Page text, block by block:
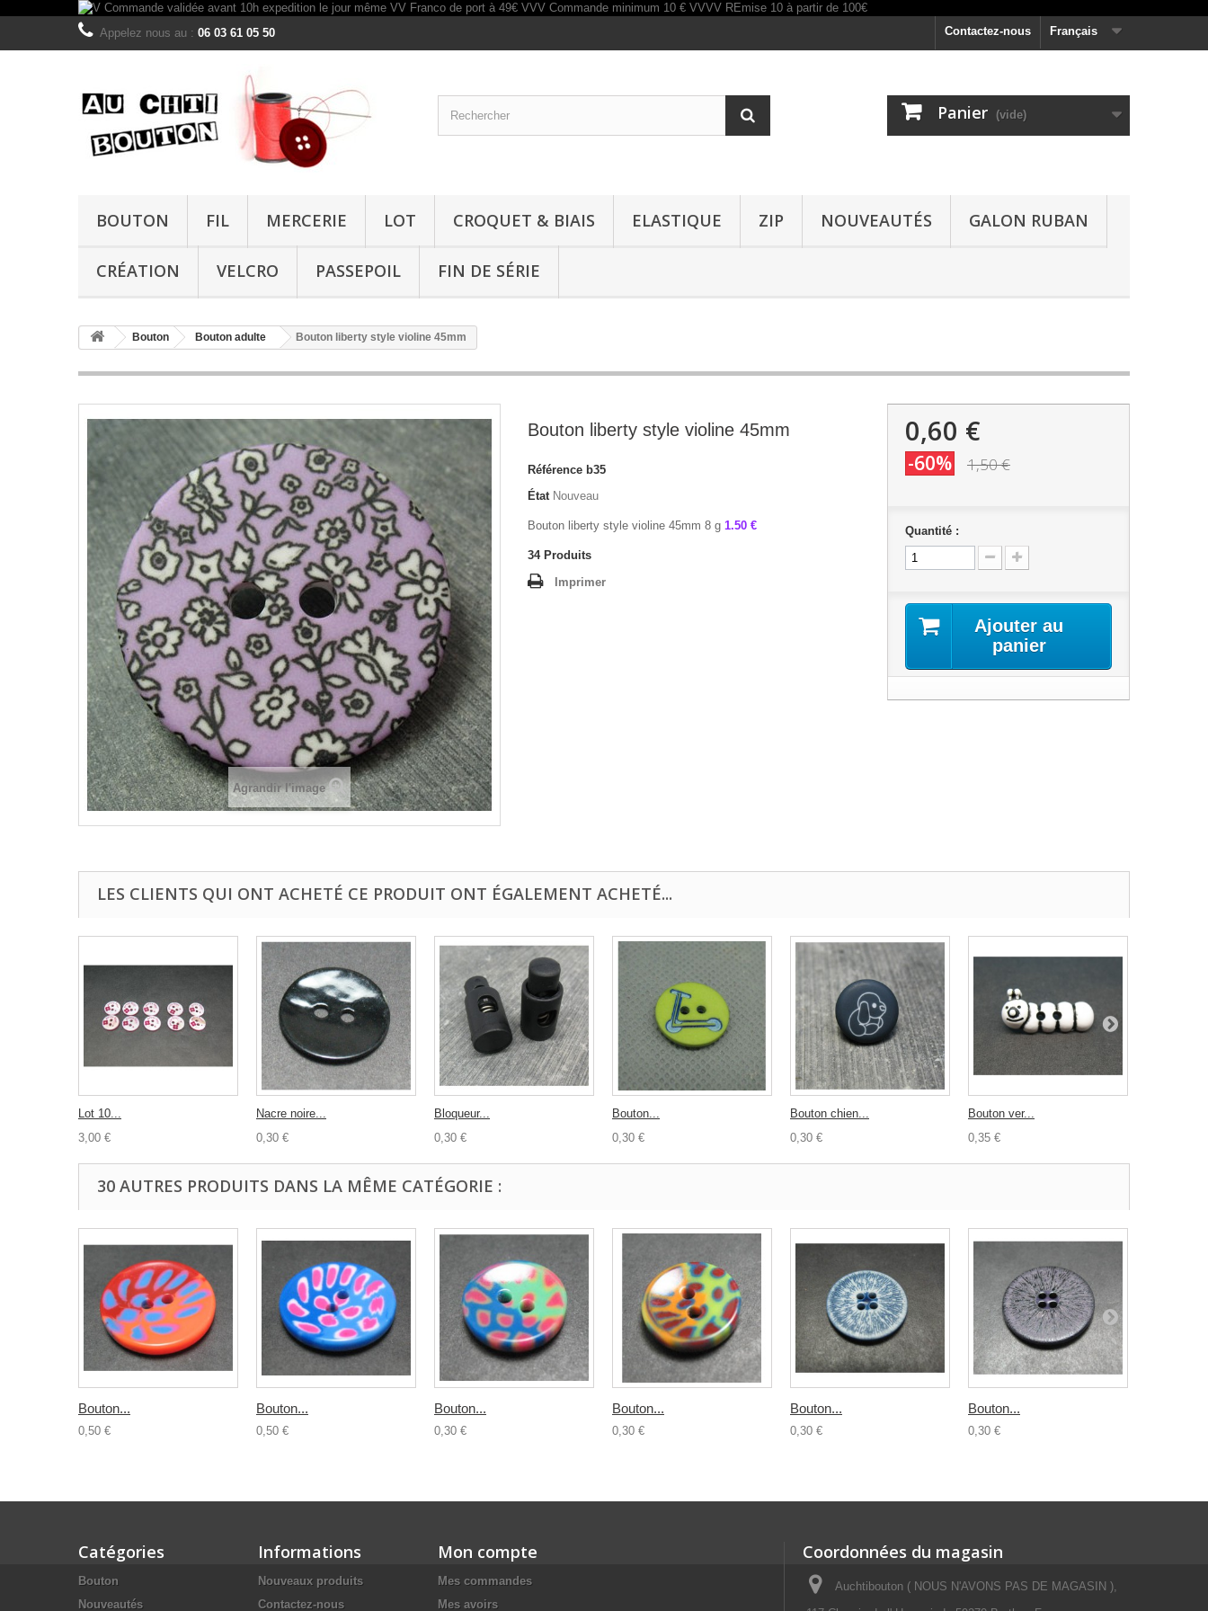
Français
Contactez-nous
Appelez nous au : 06 03 61 05 50
Panier (vide)
BOUTON FIL MERCERIE LOT CROQUET & BIAIS ELASTIQUE ZIP NOUVEAUTÉS GALON RUBAN
CRÉATION VELCRO PASSEPOIL FIN DE SÉRIE
Bouton Bouton adulte Bouton liberty style violine 45mm
Agrandir l'image
Bouton liberty style violine 45mm
Référence b35
État Nouveau
Bouton liberty style violine 45mm 8 g 1.50 €
34 Produits
Imprimer
0,60 €
-60% 1,50 €
Quantité :
Ajouter au
panier
LES CLIENTS QUI ONT ACHETÉ CE PRODUIT ONT ÉGALEMENT ACHETÉ...
Lot 10...
3,00 €
Nacre noire...
0,30 €
Bloqueur...
0,30 €
Bouton...
0,30 €
Bouton chien...
0,30 €
Bouton ver...
0,35 €
30 AUTRES PRODUITS DANS LA MÊME CATÉGORIE :
Bouton...
0,50 €
Bouton...
0,50 €
Bouton...
0,30 €
Bouton...
0,30 €
Bouton...
0,30 €
Bouton...
0,30 €
Catégories
Bouton
Nouveautés
Informations
Nouveaux produits
Contactez-nous
Mon compte
Mes commandes
Mes avoirs
Coordonnées du magasin
Auchtibouton ( NOUS N'AVONS PAS DE MAGASIN ),